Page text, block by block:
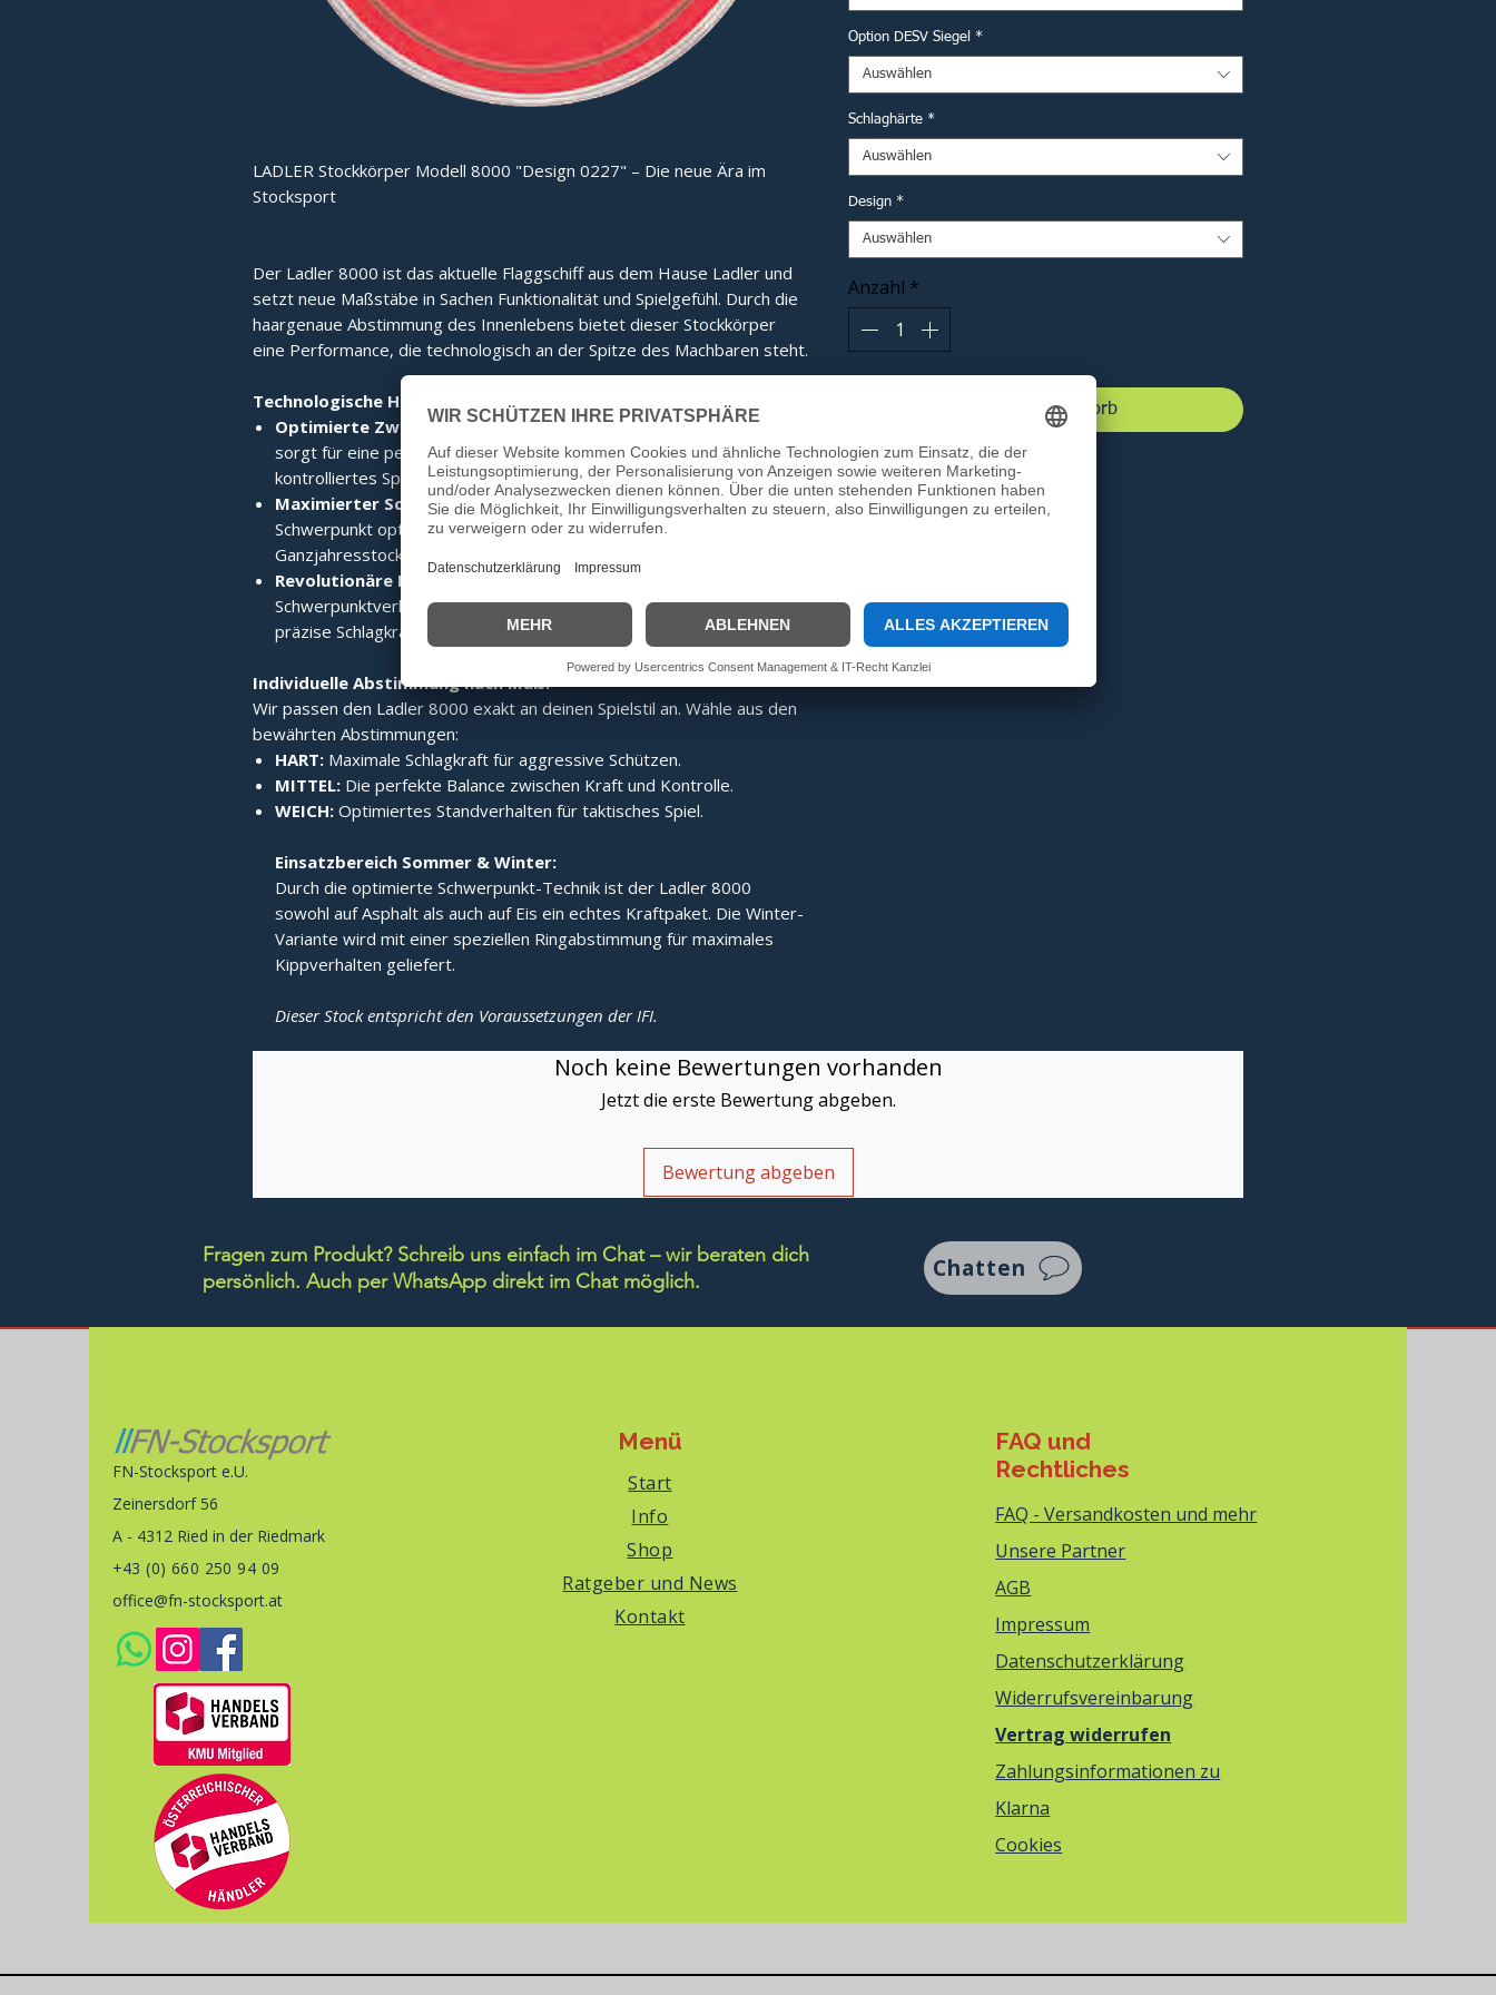
LADLER Stockkörper Modell 8000 "Design 0227" – Die neue Ära im
Stocksport
Der Ladler 8000 ist das aktuelle Flaggschiff aus dem Hause Ladler und
setzt neue Maßstäbe in Sachen Funktionalität und Spielgefühl. Durch die
haargenaue Abstimmung des Innenlebens bietet dieser Stockkörper
eine Performance, die technologisch an der Spitze des Machbaren steht.
Technologische Highlights:
Optimierte Zwischenplatte:Das eigens entwickelte Innenleben
sorgt für eine perfekte Kraftübertragung und ein gänzlich neues,
kontrolliertes Spielgefühl.
Maximierter Schwerpunkt:Dank des speziellen Aufbaus wird der
Schwerpunkt optimiert verlagert, was den Ladler 8000 zum idealen
Ganzjahresstock macht.
Revolutionäre Laufruhe:
Die Technik der Gesamt-
Schwerpunktverlagerung sorgt für ein stabiles Laufverhalten und
präzise Schlagkraft.
Individuelle Abstimmung nach Maß:
Wir passen den Ladler 8000 exakt an deinen Spielstil an. Wähle aus den
bewährten Abstimmungen:
HART: Maximale Schlagkraft für aggressive Schützen.
MITTEL: Die perfekte Balance zwischen Kraft und Kontrolle.
WEICH: Optimiertes Standverhalten für taktisches Spiel.
Einsatzbereich Sommer & Winter:
Durch die optimierte Schwerpunkt-Technik ist der Ladler 8000
sowohl auf Asphalt als auch auf Eis ein echtes Kraftpaket. Die Winter-
Variante wird mit einer speziellen Ringabstimmung für maximales
Kippverhalten geliefert.
Dieser Stock entspricht den Voraussetzungen der IFI.
Option DESV Siegel *
Auswählen
Schlaghärte *
Auswählen
Design *
Auswählen
Anzahl *
In den Warenkorb
Noch keine Bewertungen vorhanden
Jetzt die erste Bewertung abgeben.
Bewertung abgeben
Fragen zum Produkt? Schreib uns einfach im Chat – wir beraten dich
persönlich. Auch per WhatsApp direkt im Chat möglich. Chatten
FN-Stocksport e.U.
Zeinersdorf 56
A - 4312 Ried in der Riedmark
+43 (0) 660 250 94 09
office@fn-stocksport.at
Menü
Start
Info
Shop
Ratgeber und News
Kontakt
FAQ und
Rechtliches
FAQ - Versandkosten und mehr
Unsere Partner
AGB
Impressum
Datenschutzerklärung
Widerrufsvereinbarung
Vertrag widerrufen
Zahlungsinformationen zu
Klarna
Cookies